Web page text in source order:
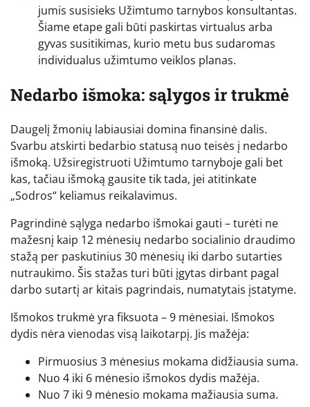
jumis susisieks Užimtumo tarnybos konsultantas.
Šiame etape gali būti paskirtas virtualus arba
gyvas susitikimas, kurio metu bus sudaromas
individualus užimtumo veiklos planas.
Nedarbo išmoka: sąlygos ir trukmė
Daugelį žmonių labiausiai domina finansinė dalis.
Svarbu atskirti bedarbio statusą nuo teisės į nedarbo
išmoką. Užsiregistruoti Užimtumo tarnyboje gali bet
kas, tačiau išmoką gausite tik tada, jei atitinkate
„Sodros“ keliamus reikalavimus.
Pagrindinė sąlyga nedarbo išmokai gauti – turėti ne
mažesnį kaip 12 mėnesių nedarbo socialinio draudimo
stažą per paskutinius 30 mėnesių iki darbo sutarties
nutraukimo. Šis stažas turi būti įgytas dirbant pagal
darbo sutartį ar kitais pagrindais, numatytais įstatyme.
Išmokos trukmė yra fiksuota – 9 mėnesiai. Išmokos
dydis nėra vienodas visą laikotarpį. Jis mažėja:
Pirmuosius 3 mėnesius mokama didžiausia suma.
Nuo 4 iki 6 mėnesio išmokos dydis mažėja.
Nuo 7 iki 9 mėnesio mokama mažiausia suma.